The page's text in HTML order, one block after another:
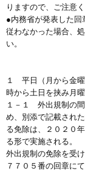
りますので、ご注意く
●内務省が発表した回
従わなかった場合、
い。
１ 平日（月から金曜
時から土日を挟み月
１－１ 外出規制の
め、別添で記載され
る免除は、２０２０
る形で実施される。
外出規制の免除を受
７７０５番の回章に